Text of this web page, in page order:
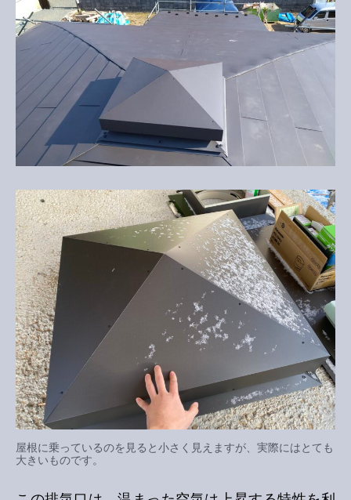
屋根に乗っているのを見ると小さく見えますが、実際にはとても
大きいものです。